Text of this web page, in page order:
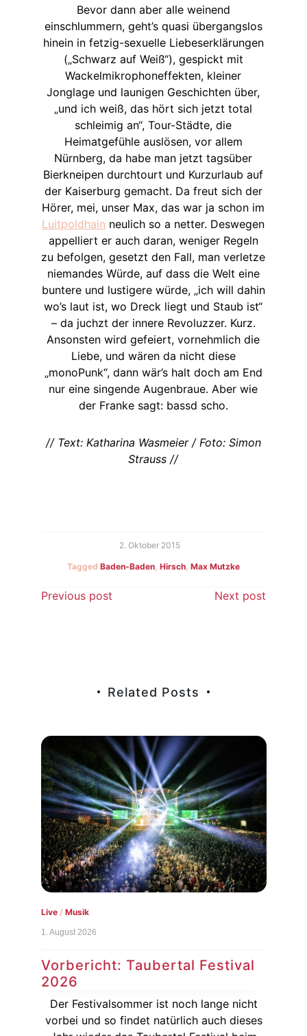
Bevor dann aber alle weinend
einschlummern, geht’s quasi übergangslos
hinein in fetzig-sexuelle Liebeserklärungen
(„Schwarz auf Weiß“), gespickt mit
Wackelmikrophoneffekten, kleiner
Jonglage und launigen Geschichten über,
„und ich weiß, das hört sich jetzt total
schleimig an“, Tour-Städte, die
Heimatgefühle auslösen, vor allem
Nürnberg, da habe man jetzt tagsüber
Bierkneipen durchtourt und Kurzurlaub auf
der Kaiserburg gemacht. Da freut sich der
Hörer, mei, unser Max, das war ja schon im
Luitpoldhain neulich so a netter. Deswegen
appelliert er auch daran, weniger Regeln
zu befolgen, gesetzt den Fall, man verletze
niemandes Würde, auf dass die Welt eine
buntere und lustigere würde, „ich will dahin
wo’s laut ist, wo Dreck liegt und Staub ist“
– da juchzt der innere Revoluzzer. Kurz.
Ansonsten wird gefeiert, vornehmlich die
Liebe, und wären da nicht diese
„monoPunk“, dann wär’s halt doch am End
nur eine singende Augenbraue. Aber wie
der Franke sagt: bassd scho.
// Text: Katharina Wasmeier / Foto: Simon
Strauss //
2. Oktober 2015
Tagged Baden-Baden, Hirsch, Max Mutzke
Beitragsnavigation
Previous post Next post
Related Posts
Live/ Musik
1. August 2026
Vorbericht: Taubertal Festival
2026
Der Festivalsommer ist noch lange nicht
vorbei und so findet natürlich auch dieses